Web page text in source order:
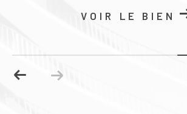
VOIR LE BIEN